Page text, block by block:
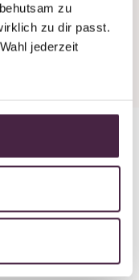
zu
zu dir passt.
jederzeit
Edelstein